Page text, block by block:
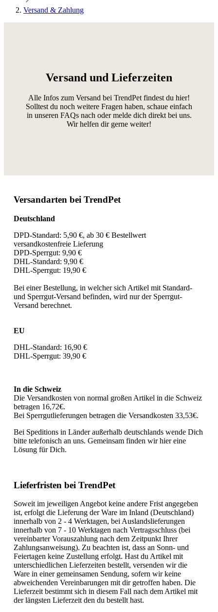
Versand & Zahlung
Versand und Lieferzeiten
Alle Infos zum Versand bei TrendPet findest du hier!
Solltest du noch weitere Fragen haben, schaue einfach
in unseren FAQs nach oder melde dich direkt bei uns.
Wir helfen dir gerne weiter!
Versandarten bei TrendPet
Deutschland
DPD-Standard: 5,90 €, ab 30 € Bestellwert
versandkostenfreie Lieferung
DPD-Sperrgut: 9,90 €
DHL-Standard: 9,90 €
DHL-Sperrgut: 19,90 €
Bei einer Bestellung, in welcher sich Artikel mit Standard-
und Sperrgut-Versand befinden, wird nur der Sperrgut-
Versand berechnet.
EU
DHL-Standard: 16,90 €
DHL-Sperrgut: 39,90 €
In die Schweiz
Die Versandkosten von normal großen Artikel in die Schweiz
betragen 16,72€.
Bei Sperrgutlieferungen betragen die Versandkosten 33,53€.
Bei Speditions in Länder außerhalb deutschlands wende Dich
bitte telefonisch an uns. Gemeinsam finden wir hier eine
Lösung für Dich.
Lieferfristen bei TrendPet
Soweit im jeweiligen Angebot keine andere Frist angegeben
ist, erfolgt die Lieferung der Ware im Inland (Deutschland)
innerhalb von 2 - 4 Werktagen, bei Auslandslieferungen
innerhalb von 7 - 10 Werktagen nach Vertragsschluss (bei
vereinbarter Vorauszahlung nach dem Zeitpunkt Ihrer
Zahlungsanweisung). Zu beachten ist, dass an Sonn- und
Feiertagen keine Zustellung erfolgt. Hast du Artikel mit
unterschiedlichen Lieferzeiten bestellt, versenden wir die
Ware in einer gemeinsamen Sendung, sofern wir keine
abweichenden Vereinbarungen mit dir getroffen haben. Die
Lieferzeit bestimmt sich in diesem Fall nach dem Artikel mit
der längsten Lieferzeit den du bestellt hast.